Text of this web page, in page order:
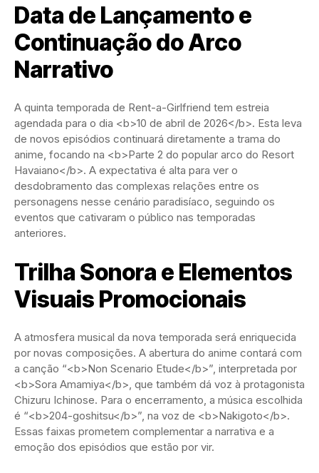
Data de Lançamento e
Continuação do Arco
Narrativo
A quinta temporada de Rent-a-Girlfriend tem estreia
agendada para o dia <b>10 de abril de 2026</b>. Esta leva
de novos episódios continuará diretamente a trama do
anime, focando na <b>Parte 2 do popular arco do Resort
Havaiano</b>. A expectativa é alta para ver o
desdobramento das complexas relações entre os
personagens nesse cenário paradisíaco, seguindo os
eventos que cativaram o público nas temporadas
anteriores.
Trilha Sonora e Elementos
Visuais Promocionais
A atmosfera musical da nova temporada será enriquecida
por novas composições. A abertura do anime contará com
a canção “<b>Non Scenario Etude</b>”, interpretada por
<b>Sora Amamiya</b>, que também dá voz à protagonista
Chizuru Ichinose. Para o encerramento, a música escolhida
é “<b>204-goshitsu</b>”, na voz de <b>Nakigoto</b>.
Essas faixas prometem complementar a narrativa e a
emoção dos episódios que estão por vir.